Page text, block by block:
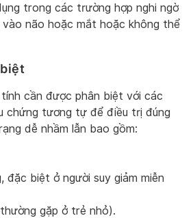
trong các trường hợp nghi ngờ
vào não hoặc mắt hoặc không thể
cần được phân biệt với các
chứng tương tự để điều trị đúng
dễ nhầm lẫn bao gồm:
đặc biệt ở người suy giảm miễn
gặp ở trẻ nhỏ).